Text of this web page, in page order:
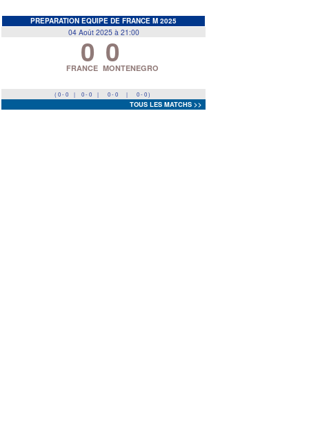
PREPARATION EQUIPE DE FRANCE M 2025
04 Août 2025 à 21:00
0
FRANCE 0
MONTENEGRO
( 0 - 0 | 0 - 0 | 0 - 0 | 0 - 0 )
TOUS LES MATCHS >>